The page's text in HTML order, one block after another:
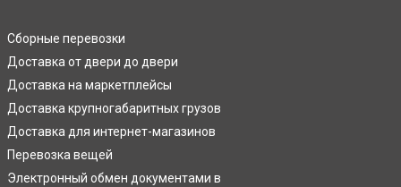
Сборные перевозки
Доставка от двери до двери
Доставка на маркетплейсы
Доставка крупногабаритных грузов
Доставка для интернет-магазинов
Перевозка вещей
Электронный обмен документами в